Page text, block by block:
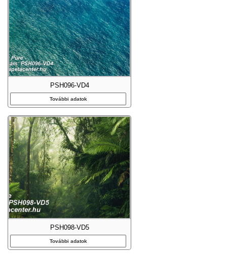
PSH096-VD4
További adatok
PSH098-VD5
További adatok